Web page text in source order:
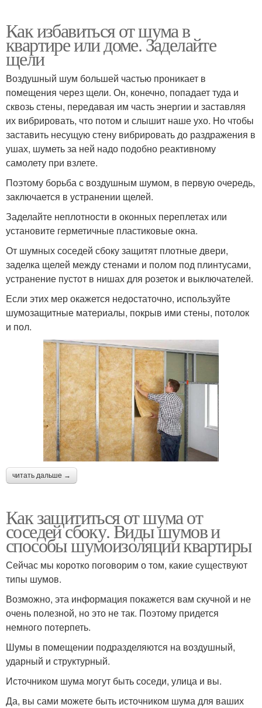
Как избавиться от шума в
квартире или доме. Заделайте
щели
Воздушный шум большей частью проникает в
помещения через щели. Он, конечно, попадает туда и
сквозь стены, передавая им часть энергии и заставляя
их вибрировать, что потом и слышит наше ухо. Но чтобы
заставить несущую стену вибрировать до раздражения в
ушах, шуметь за ней надо подобно реактивному
самолету при взлете.
Поэтому борьба с воздушным шумом, в первую очередь,
заключается в устранении щелей.
Заделайте неплотности в оконных переплетах или
установите герметичные пластиковые окна.
От шумных соседей сбоку защитят плотные двери,
заделка щелей между стенами и полом под плинтусами,
устранение пустот в нишах для розеток и выключателей.
Если этих мер окажется недостаточно, используйте
шумозащитные материалы, покрыв ими стены, потолок
и пол.
читать дальше →
Как защититься от шума от
соседей сбоку. Виды шумов и
способы шумоизоляции квартиры
Сейчас мы коротко поговорим о том, какие существуют
типы шумов.
Возможно, эта информация покажется вам скучной и не
очень полезной, но это не так. Поэтому придется
немного потерпеть.
Шумы в помещении подразделяются на воздушный,
ударный и структурный.
Источником шума могут быть соседи, улица и вы.
Да, вы сами можете быть источником шума для ваших